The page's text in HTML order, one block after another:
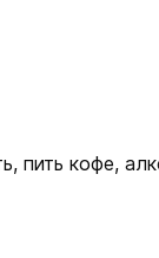
пить кофе,